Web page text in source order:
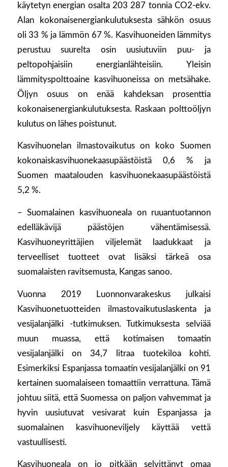
käytetyn energian osalta 203 287 tonnia CO2-ekv.
Alan kokonaisenergiankulutuksesta sähkön osuus
oli 33 % ja lämmön 67 %. Kasvihuoneiden lämmitys
perustuu suurelta osin uusiutuviin puu- ja
peltopohjaisiin energianlähteisiin. Yleisin
lämmityspolttoaine kasvihuoneissa on metsähake.
Öljyn osuus on enää kahdeksan prosenttia
kokonaisenergiankulutuksesta. Raskaan polttoöljyn
kulutus on lähes poistunut.
Kasvihuonelan ilmastovaikutus on koko Suomen
kokonaiskasvihuonekaasupäästöistä 0,6 % ja
Suomen maatalouden kasvihuonekaasupäästöistä
5,2 %.
– Suomalainen kasvihuoneala on ruuantuotannon
edelläkävijä päästöjen vähentämisessä.
Kasvihuoneyrittäjien viljelemät laadukkaat ja
terveelliset tuotteet ovat lisäksi tärkeä osa
suomalaisten ravitsemusta, Kangas sanoo.
Vuonna 2019 Luonnonvarakeskus julkaisi
Kasvihuonetuotteiden ilmastovaikutuslaskenta ja
vesijalanjälki -tutkimuksen. Tutkimuksesta selviää
muun muassa, että kotimaisen tomaatin
vesijalanjälki on 34,7 litraa tuotekiloa kohti.
Esimerkiksi Espanjassa tomaatin vesijalanjälki on 91
kertainen suomalaiseen tomaattiin verrattuna. Tämä
johtuu siitä, että Suomessa on paljon vahvemmat ja
hyvin uusiutuvat vesivarat kuin Espanjassa ja
suomalainen kasvihuoneviljely käyttää vettä
vastuullisesti.
Kasvihuoneala on jo pitkään selvittänyt omaa